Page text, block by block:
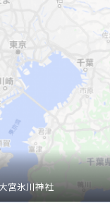
宮氷川神社